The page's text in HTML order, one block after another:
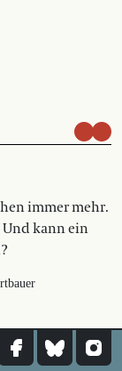
immer mehr.
Und kann ein